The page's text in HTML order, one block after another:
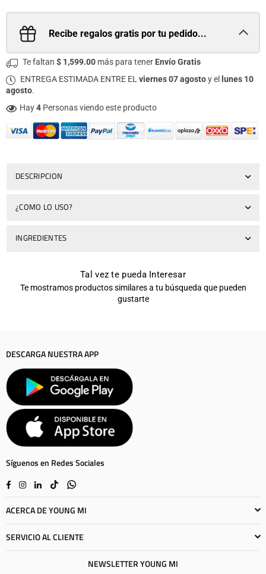
Recibe regalos gratis por tu pedido...
Te faltan $ 1,599.00 más para tener Envío Gratis
ENTREGA ESTIMADA ENTRE EL viernes 07 agostoy el
lunes 10
agosto.
Hay4 Personas viendo este producto
DESCRIPCION
¿COMO LO USO?
INGREDIENTES
Tal vez te pueda Interesar
Te mostramos productos similares a tu búsqueda que pueden
gustarte
DESCARGA NUESTRA APP
Síguenos en Redes Sociales
FacebookInstagram
LinkedinTikTokWhatsapp
ACERCA DE YOUNG MI
SERVICIO AL CLIENTE
NEWSLETTER YOUNG MI